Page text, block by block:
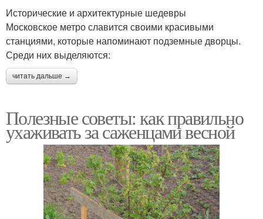
Исторические и архитектурные шедевры
Московское метро славится своими красивыми
станциями, которые напоминают подземные дворцы.
Среди них выделяются:
читать дальше →
Полезные советы: как правильно
ухаживать за саженцами весной